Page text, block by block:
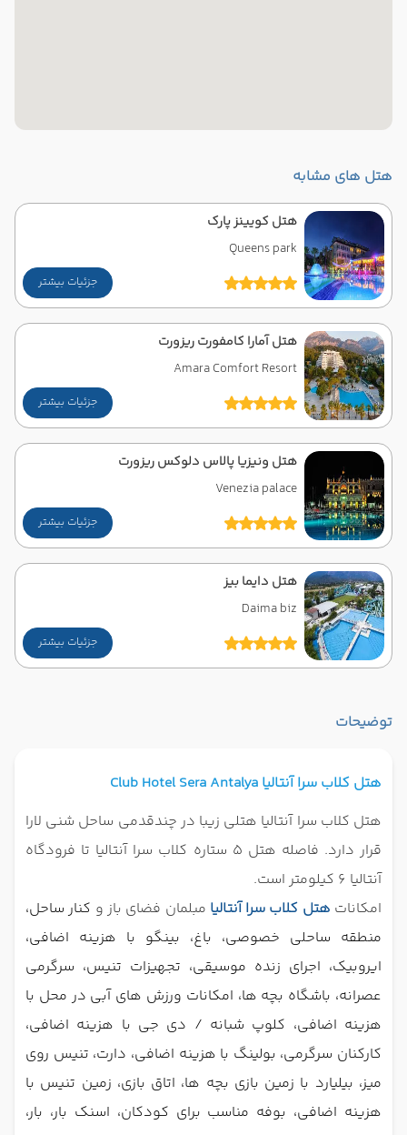
هتل های مشابه
هتل کویینز پارک
Queens park
جزئیات بیشتر
هتل آمارا کامفورت ریزورت
Amara Comfort Resort
جزئیات بیشتر
هتل ونیزیا پالاس دلوکس ریزورت
Venezia palace
جزئیات بیشتر
هتل دایما بیز
Daima biz
جزئیات بیشتر
توضیحات
هتل کلاب سرا آنتالیا Club Hotel Sera Antalya
هتل کلاب سرا آنتالیا هتلی زیبا در چندقدمی ساحل شنی لارا
قرار دارد. فاصله هتل 5 ستاره کلاب سرا آنتالیا تا فرودگاه
آنتالیا 6 کیلومتر است.
امکانات هتل کلاب سرا آنتالیا مبلمان فضای باز و کنار ساحل،
منطقه ساحلی خصوصی، باغ، بینگو با هزینه اضافی،
ایروبیک، اجرای زنده موسیقی، تجهیزات تنیس، سرگرمی
عصرانه، باشگاه بچه ها، امکانات ورزش های آبی در محل با
هزینه اضافی، کلوپ شبانه / دی جی با هزینه اضافی،
کارکنان سرگرمی، بولینگ با هزینه اضافی، دارت، تنیس روی
میز، بیلیارد با زمین بازی بچه ها، اتاق بازی، زمین تنیس با
هزینه اضافی، بوفه مناسب برای کودکان، اسنک بار، بار،